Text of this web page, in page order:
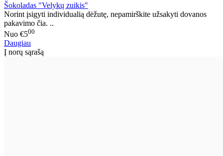
Šokoladas "Velykų zuikis"
Norint įsigyti individualią dėžutę, nepamirškite užsakyti dovanos
pakavimo čia. ..
Nuo €500
Daugiau
Į norų sąrašą